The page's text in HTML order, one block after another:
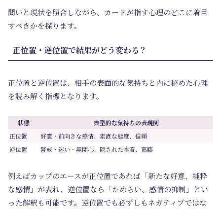
問いと現状を照合しながら、カードが指す心理のどこに着目
すべきかを探ります。
正位置・逆位置で結果がどう変わる？
正位置と逆位置は、相手の表面的な気持ちと内に秘めた心理
を読み解く指標となります。
状態
典型的な気持ちの表現例
正位置
好意・前向きな感情、素直な態度、信頼
逆位置
警戒・迷い・無関心、隠された本音、葛藤
例えばカップのエースが正位置であれば「新たな好意、純粋
な感情」が表れ、逆位置なら「ためらい、感情の抑制」とい
った解釈も可能です。逆位置でも必ずしもネガティブではな